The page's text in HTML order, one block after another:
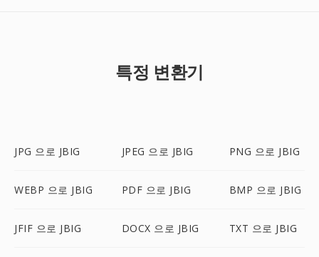
특정 변환기
JPG 으로 JBIG JPEG 으로 JBIG PNG 으로 JBIG
WEBP 으로 JBIG PDF 으로 JBIG BMP 으로 JBIG
JFIF 으로 JBIG DOCX 으로 JBIG TXT 으로 JBIG